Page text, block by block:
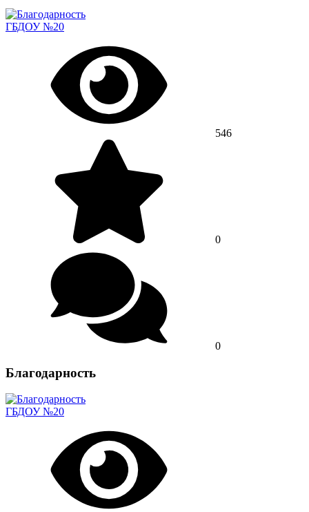
ГБДОУ №20
546
0
0
Благодарность
ГБДОУ №20